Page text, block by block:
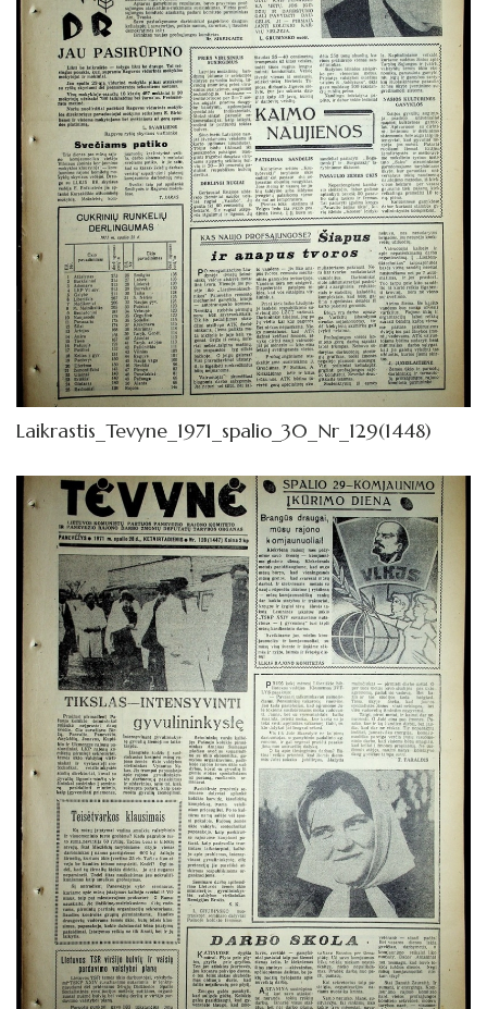
1972
1971
Sausis
Vasaris
Kovas
Balandis
Gegužė
Birželis
Liepa
Rugpjūtis
Spalis
Lapkritis
Gruodis
1970
1969
1968
1967
1966
1965
1964
1963
1962
Laikrastis_Tevyne_1971_spalio_30_Nr_129(1448)